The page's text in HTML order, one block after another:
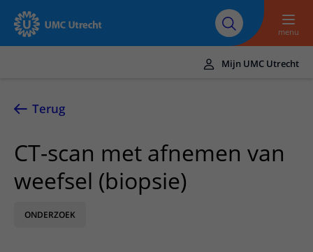
Naar hoofdinhoud
Over UMC
Utrecht
Research
Werken bij het UMC
Utrecht
menu
UMC Utrecht
Zorg en behandeling
Ziekten en aandoeningen
Behandelingen
Afspraak en opname
Afspraak maken of wijzigen
Mijn UMC Utrecht
Terug
CT-scan met afnemen van
weefsel (biopsie)
ONDERZOEK